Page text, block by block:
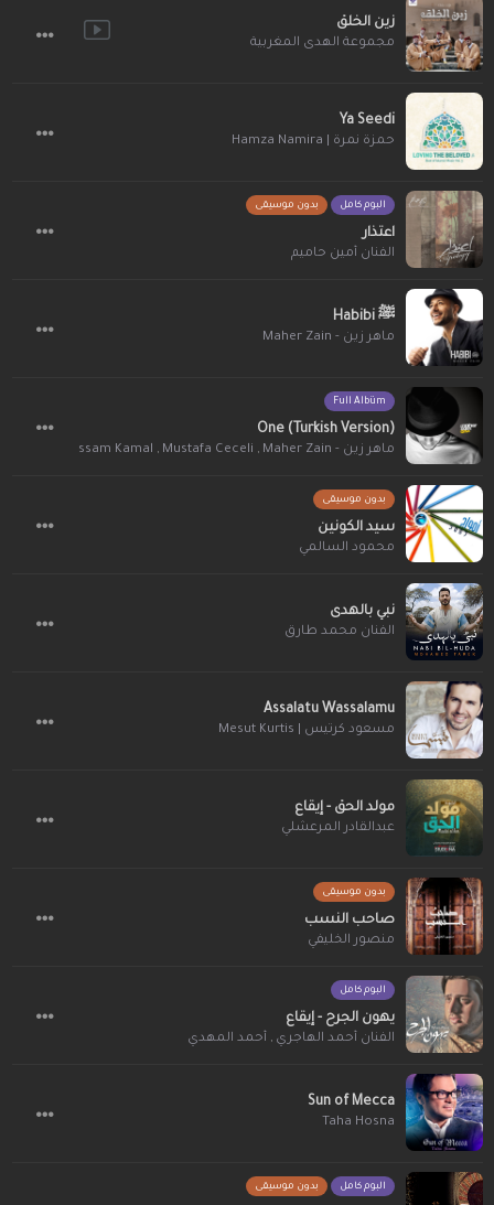
زين الخلق
مجموعة الهدى المغربية
Ya Seedi
حمزة نمرة | Hamza Namira
البوم كامل بدون موسيقى
اعتذار
الفنان أمين حاميم
Habibi ﷺ
ماهر زين - Maher Zain
Full Albüm
One (Turkish Version)
ماهر زين - Maher Zain ,
Mustafa Ceceli
,
Issam Kamal
بدون موسيقى
سيد الكونين
محمود السالمي
نبي بالهدى
الفنان محمد طارق
Assalatu Wassalamu
مسعود كرتيس | Mesut Kurtis
مولد الحق - إيقاع
عبدالقادر المرعشلي
بدون موسيقى
صاحب النسب
منصور الخليفي
البوم كامل
يهون الجرح - إيقاع
الفنان أحمد الهاجري , أحمد المهدي
Sun of Mecca
Taha Hosna
البوم كامل بدون موسيقى